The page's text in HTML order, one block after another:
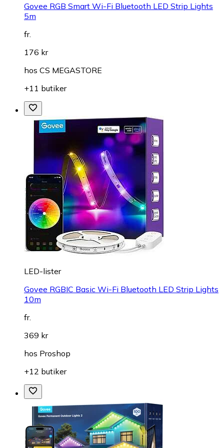
Govee RGB Smart Wi-Fi Bluetooth LED Strip Lights
5m
fr.
176 kr
hos CS MEGASTORE
+11 butiker
LED-lister
Govee RGBIC Basic Wi-Fi Bluetooth LED Strip Lights
10m
fr.
369 kr
hos Proshop
+12 butiker